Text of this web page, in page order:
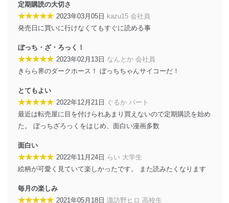
正に努めます。
アクセス制御
個人データを取り扱うことのできる機器及び当該
の不要なアクセスを防止しています。
アクセス者の識別と認証
ーザーアカウント制御）により、個人情報データ
ベース等を取り扱う情報システムを使用する従業
者を識別・認証しています。
外部からの不正アクセス等の防止
個人データを取り扱う機器等にセキュリティ対策
ソフトウェア等を導入し、自動更新 機能等の活用
情報システムの使用に伴う漏洩等の防止
定期購読の大切さ
★★★★★ 2023年03月05日 kazu15 会社員
発売日に買いに行けなくてもすぐに読める事
ぼっち・ざ・ろっく！
★★★★★ 2023年02月13日 なんとか 会社員
きらら界のダークホース！ ぼっちちゃんサイコーだ！
とてもよい
★★★★★ 2022年12月21日
ぐるか パート
最近は転売屋に目を付けられあまり買えないので定期購読を始め
た。 ぼっちざろっくをはじめ、面白い漫画多数
面白い
★★★★★ 2022年11月24日 らい 大学生
絵柄が可愛く見ていて楽しかったです。 また読みたくなります
毎月の楽しみ
★★★★★ 2021年05月18日 諏訪野ヒロ 高校生